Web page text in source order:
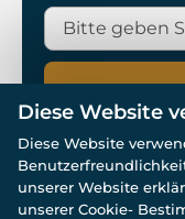
© Alle Rechte
Diese Website
Diese Website
unserer Website
unserer Cookie-